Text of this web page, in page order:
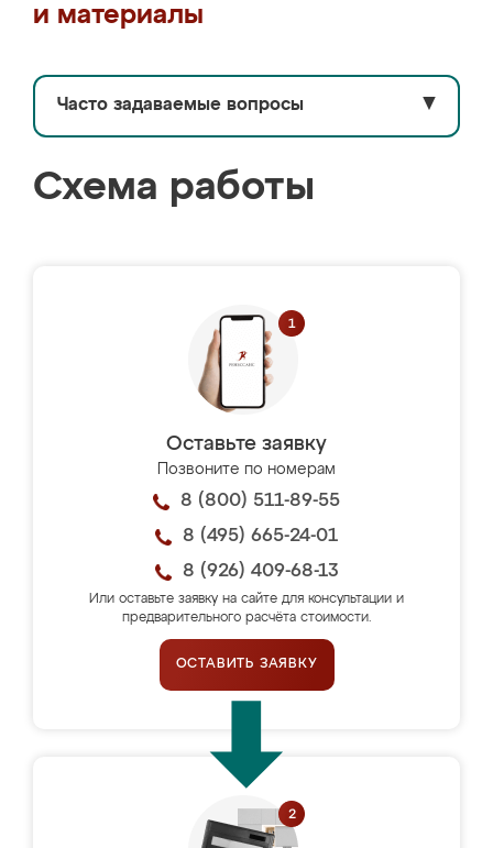
и материалы
Часто задаваемые вопросы ▼
Схема работы
Оставьте заявку
Позвоните по номерам
8 (800) 511-89-55
8 (495) 665-24-01
8 (926) 409-68-13
Или оставьте заявку на сайте для консультации и
предварительного расчёта стоимости.
ОСТАВИТЬ ЗАЯВКУ